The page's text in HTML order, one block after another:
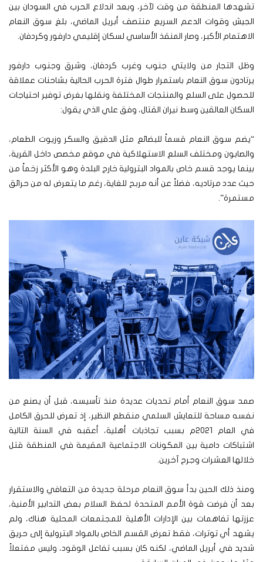
تشهدها المنطقة من وقت لآخر، وبعد اندلاع الحرب في السودان بين
الجيش وقوات الدعم السريع منتصف أبريل الماضي، بلغ سوق النعام
الاهتمام الأكبر، وصار المنقذ الأساسي لسكان إقليمي دارفور وكردفان.
وظل التجار من ولايتي جنوب وغرب كردفان، وشرق وجنوب دارفور
يرتادون سوق النعام باستمرار طوال فترة الحرب الحالية بشاحنات عملاقة
للحصول على السلع والمنتجات المختلفة ونقلها بغرض توفير احتياجات
السكان العالقين وسط نيران القتال، وفق علي الذي يقول:
“يضم سوق النعام قسماً للبضائع مثل الدقيق والسكر وزيوت الطعام،
والصابون ومختلف السلع الاستهلاكية في موقع مخصص داخل القرية،
بينما يوجد قسم خاص بالمواد البترولية خارج البلدة وهو الأكثر زخماً من
حيث عدد مرتاديه، فضلاً عن أنه مربح للغاية، رغم ما يتعرض له من حرائق
مستمرة”.
صمد سوق النعام أمام تحديات عديدة منذ تأسيسه، قبل أن يصنع من
نفسه مساحة للتعايش السلمي منقطع النظير، إذ تعرض للحرق الكامل
في العام 2021م بسبب تجاذبات أهلية، أعقبه في السنة التالية
اشتباكات دامية بين المكونات الاجتماعية المقيمة في المنطقة قتل
خلالها العشرات وجرح آخرين.
ومنذ ذلك الحين بدأ سوق النعام مرحلة جديدة من التعافي والاستقرار
بعد أن فرضت قوة الأمم المتحدة لحفظ السلام بعض التدابير الأمنية،
عززتها تفاهمات بين الإدارات الأهلية للمجتمعات المحلية هناك، ولم
يشهد أي توترات، فقط تعرض القسم الخاص بالمواد البترولية إلى حريق
شديد في أبريل الماضي، لكنه كان بسبب تفاعل الوقود، وليس مفتعلاً